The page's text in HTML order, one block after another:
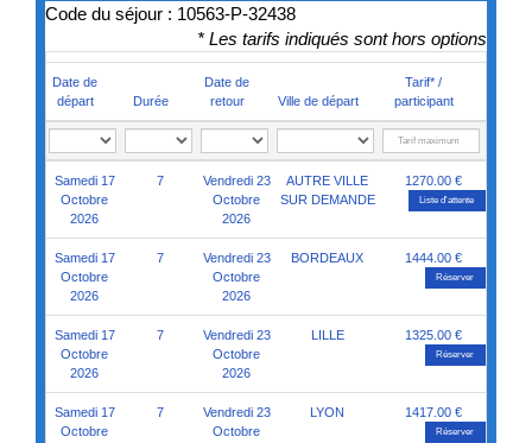
Code du séjour : 10563-P-32438
* Les tarifs indiqués sont hors options
Date de
départ
Durée
Date de
retour
Ville de départ
Tarif* /
participant
Samedi 17
Octobre
2026
7
Vendredi 23
Octobre
2026
AUTRE VILLE
SUR DEMANDE
1270.00 €
Liste d'attente
Samedi 17
Octobre
2026
7
Vendredi 23
Octobre
2026
BORDEAUX 1444.00 €
Réserver
Samedi 17
Octobre
2026
7
Vendredi 23
Octobre
2026
LILLE 1325.00 €
Réserver
Samedi 17
Octobre
7
Vendredi 23
Octobre
LYON 1417.00 €
Réserver